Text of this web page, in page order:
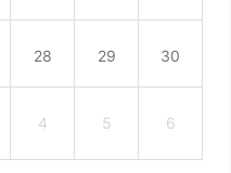
28 29 30
4 5 6